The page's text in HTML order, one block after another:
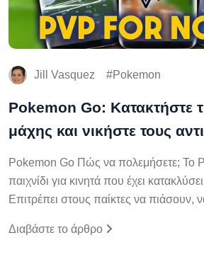
Jill Vasquez Pokemon
Pokemon Go: Κατακτήστε
μάχης και νικήστε τους
Pokemon Go Πώς να πολεμήσετε; Το
παιχνίδι για κινητά που έχει
Επιτρέπει στους παίκτες να πιάσουν,
Διαβάστε το άρθρο